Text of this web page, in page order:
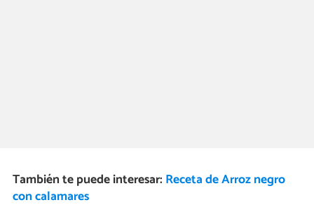
También te puede interesar: Receta de Arroz negro
con calamares